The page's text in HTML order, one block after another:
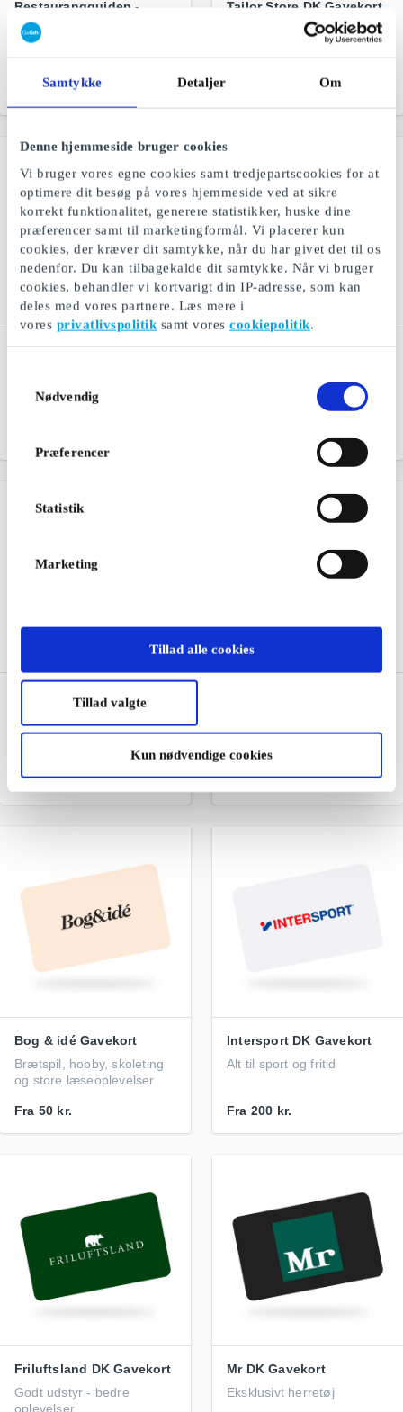
Samtykke Detaljer Om
Denne hjemmeside bruger cookies
Vi bruger vores egne cookies samt tredjepartscookies for at
optimere dit besøg på vores hjemmeside ved at sikre
korrekt funktionalitet, generere statistikker, huske dine
præferencer samt til marketingformål. Vi placerer kun
cookies, der kræver dit samtykke, når du har givet det til os
nedenfor. Du kan tilbagekalde dit samtykke. Når vi bruger
cookies, behandler vi kortvarigt din IP-adresse, som kan
deles med vores partnere. Læs mere i
vores privatlivspolitik samt vorescookiepolitik.
Nødvendig
Præferencer
Statistik
Marketing
Tillad alle cookies
Tillad valgte
Kun nødvendige cookies
Restaurangguiden -
Restaurant DK Gavekort
Et gavekort til masser af
oplevelser
200 kr.
Tailor Store DK Gavekort
Kvalitetsskjorter syet efter
Euroman DK Gavekort
kultur
Jack & Jones DK
Jeanswear til mænd og
Fashioncheque DK
Et modegavekort til mange
butikskæder og webshops
Fra 100 kr.
SELECTED
Fra 100 kr.
Bog & idé Gavekort
Brætspil, hobby, skoleting
og store læseoplevelser
Fra 50 kr.
Intersport DK Gavekort
Alt til sport og fritid
Fra 200 kr.
Friluftsland DK Gavekort
Godt udstyr - bedre
oplevelser
Mr DK Gavekort
Eksklusivt herretøj